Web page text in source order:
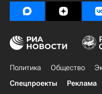
Политика Общество
Спецпроекты
Реклама